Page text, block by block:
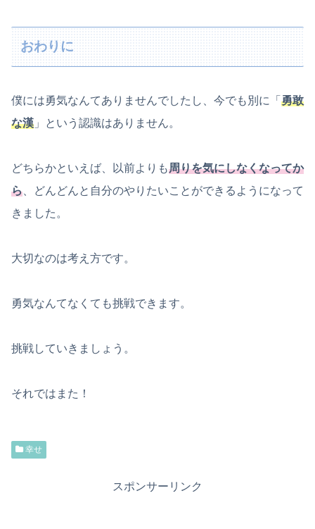
おわりに
僕には勇気なんてありませんでしたし、今でも別に「 勇敢
な漢 」という認識はありません。
どちらかといえば、以前よりも周りを気にしなくなってか
ら 、どんどんと自分のやりたいことができるようになって
きました。
大切なのは考え方です。
勇気なんてなくても挑戦できます。
挑戦していきましょう。
それではまた！
幸せ
スポンサーリンク